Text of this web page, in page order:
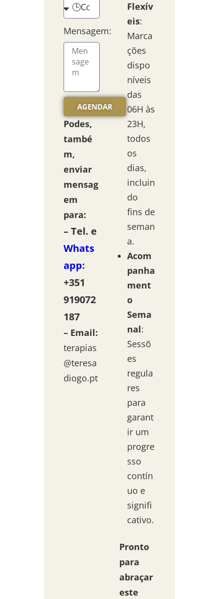
Mensagem:
AGENDAR
Podes,
també
m,
enviar
mensag
em
para:
– Tel. e
Whats
app:
+351
919072
187
– Email:
terapias
@teresa
diogo.pt
Flexív
eis:
Marca
ções
dispo
níveis
das
06H às
23H,
todos
os
dias,
incluin
do
fins de
seman
a.
Acom
panha
ment
o
Sema
nal:
Sessõ
es
regula
res
para
garant
ir um
progre
sso
contín
uo e
signifi
cativo.
Pronto
para
abraçar
este